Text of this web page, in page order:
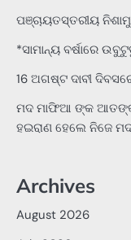
ପଞ୍ଚାୟତସ୍ତରୀୟ
*ସାମାନ୍ୟ ବର୍ଷାରେ
16 ଅଗଷ୍ଟ ଦାବୀ
ମଦ ମାଫିଆ ଙ୍କ ଆତଙ୍କ,
ହଇରାଣ ହେଲେ ନିଜେ
Archives
August 2026